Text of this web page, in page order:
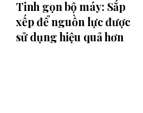
Tinh gọn bộ máy: Sắp
xếp để nguồn lực được
sử dụng hiệu quả hơn